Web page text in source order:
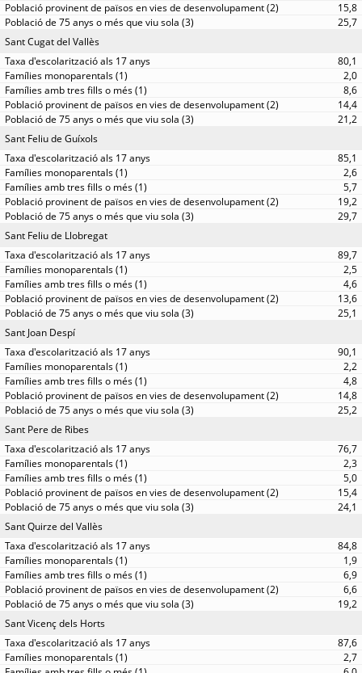
15,8
25,7
Sant Cugat del Vallès
80,1
2,0
8,6
14,4
21,2
Sant Feliu de Guíxols
85,1
2,6
5,7
19,2
29,7
Sant Feliu de Llobregat
89,7
2,5
4,6
13,6
25,1
Sant Joan Despí
90,1
2,2
4,8
14,8
25,2
Sant Pere de Ribes
76,7
2,3
5,0
15,4
24,1
Sant Quirze del Vallès
84,8
1,9
6,9
6,6
19,2
Sant Vicenç dels Horts
87,6
2,7